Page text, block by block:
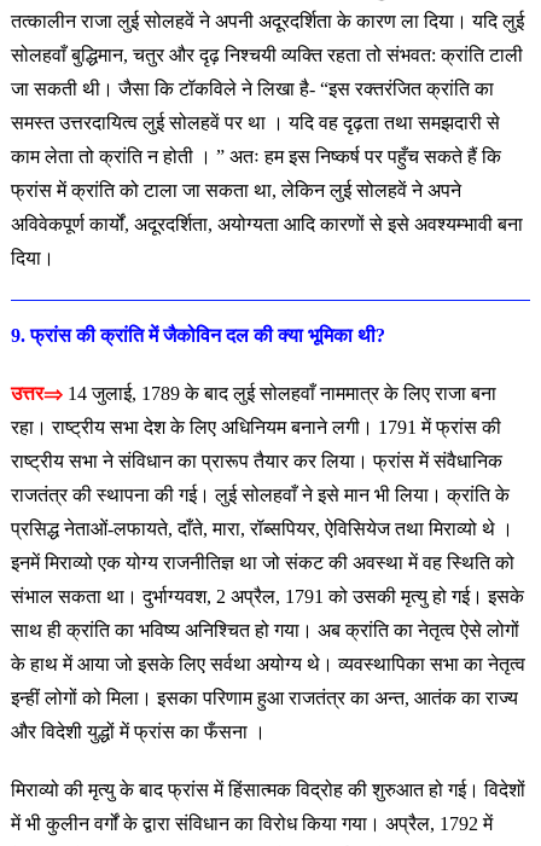
तत्कालीन राजा लुई सोलहवें ने अपनी अदूरदर्शिता के कारण ला दिया। यदि लुई
सोलहवाँ बुद्धिमान, चतुर और दृढ़ निश्चयी व्यक्ति रहता तो संभवत: क्रांति टाली
जा सकती थी। जैसा कि टॉकविले ने लिखा है- “इस रक्तरंजित क्रांति का
समस्त उत्तरदायित्व लुई सोलहवें पर था । यदि वह दृढ़ता तथा समझदारी से
काम लेता तो क्रांति न होती । ” अतः हम इस निष्कर्ष पर पहुँच सकते हैं कि
फ्रांस में क्रांति को टाला जा सकता था, लेकिन लुई सोलहवें ने अपने
अविवेकपूर्ण कार्यों, अदूरदर्शिता, अयोग्यता आदि कारणों से इसे अवश्यम्भावी बना
दिया।
9. फ्रांस की क्रांति में जैकोविन दल की क्या भूमिका थी?
उत्तर⇒14 जुलाई, 1789 के बाद लुई सोलहवाँ नाममात्र के लिए राजा बना
रहा। राष्ट्रीय सभा देश के लिए अधिनियम बनाने लगी। 1791 में फ्रांस की
राष्ट्रीय सभा ने संविधान का प्रारूप तैयार कर लिया। फ्रांस में संवैधानिक
राजतंत्र की स्थापना की गई। लुई सोलहवाँ ने इसे मान भी लिया। क्रांति के
प्रसिद्ध नेताओं-लफायते, दाँते, मारा, रॉब्सपियर, ऐविसियेज तथा मिराव्यो थे ।
इनमें मिराव्यो एक योग्य राजनीतिज्ञ था जो संकट की अवस्था में वह स्थिति को
संभाल सकता था। दुर्भाग्यवश, 2 अप्रैल, 1791 को उसकी मृत्यु हो गई। इसके
साथ ही क्रांति का भविष्य अनिश्चित हो गया। अब क्रांति का नेतृत्व ऐसे लोगों
के हाथ में आया जो इसके लिए सर्वथा अयोग्य थे। व्यवस्थापिका सभा का नेतृत्व
इन्हीं लोगों को मिला। इसका परिणाम हुआ राजतंत्र का अन्त, आतंक का राज्य
और विदेशी युद्धों में फ्रांस का फँसना ।
मिराव्यो की मृत्यु के बाद फ्रांस में हिंसात्मक विद्रोह की शुरुआत हो गई। विदेशों
में भी कुलीन वर्गों के द्वारा संविधान का विरोध किया गया। अप्रैल, 1792 में